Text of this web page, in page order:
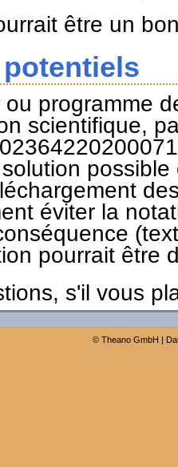
être un
programme
scientifique,
éviter la
pourrait être
s'il vous
© Theano GmbH |